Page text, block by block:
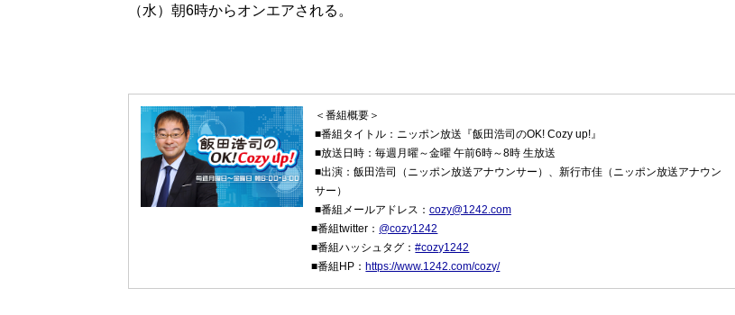
（水）朝6時からオンエアされる。
＜番組概要＞
■番組タイトル：ニッポン放送『飯田浩司のOK! Cozy up!』
■放送日時：毎週月曜～金曜 午前6時～8時 生放送
■出演：飯田浩司（ニッポン放送アナウンサー）、新行市佳（ニッポン放送アナウン
サー）
■番組メールアドレス： cozy@1242.com
■番組twitter： @cozy1242
■番組ハッシュタグ：#cozy1242
■番組HP：https://www.1242.com/cozy/